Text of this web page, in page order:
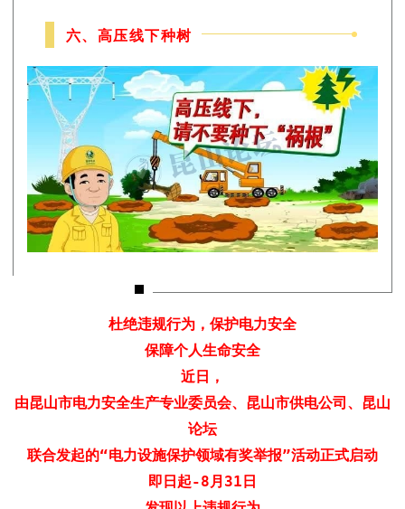
六、高压线下种树
杜绝违规行为，保护电力安全
保障个人生命安全
近日，
由昆山市电力安全生产专业委员会、昆山市供电公司、昆山
论坛
联合发起的“电力设施保护领域有奖举报”活动正式启动
即日起-8 月 31 日